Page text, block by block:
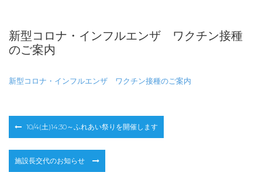
新型コロナ・インフルエンザ ワクチン接種
のご案内
新型コロナ・インフルエンザ ワクチン接種のご案内
投
稿
ナ
ビ
10/4(土)14:30～ふれあい祭りを開催します
施設長交代のお知らせ